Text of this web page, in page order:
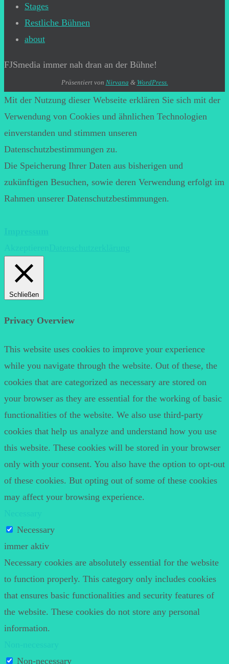
Stages
Restliche Bühnen
about
FJSmedia immer nah dran an der Bühne!
Präsentiert von Nirvana & WordPress.
Mit der Nutzung dieser Webseite erklären Sie sich mit der
Verwendung von Cookies und ähnlichen Technologien
einverstanden und stimmen unseren
Datenschutzbestimmungen zu.
Die Speicherung Ihrer Daten aus bisherigen und
zukünftigen Besuchen, sowie deren Verwendung erfolgt im
Rahmen unserer Datenschutzbestimmungen.
Schließen
Privacy Overview
This website uses cookies to improve your experience
while you navigate through the website. Out of these, the
cookies that are categorized as necessary are stored on
your browser as they are essential for the working of basic
functionalities of the website. We also use third-party
cookies that help us analyze and understand how you use
this website. These cookies will be stored in your browser
only with your consent. You also have the option to opt-out
of these cookies. But opting out of some of these cookies
may affect your browsing experience.
Necessary
immer aktiv
Necessary cookies are absolutely essential for the website
to function properly. This category only includes cookies
that ensures basic functionalities and security features of
the website. These cookies do not store any personal
information.
Non-necessary